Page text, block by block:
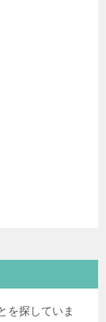
を探していま